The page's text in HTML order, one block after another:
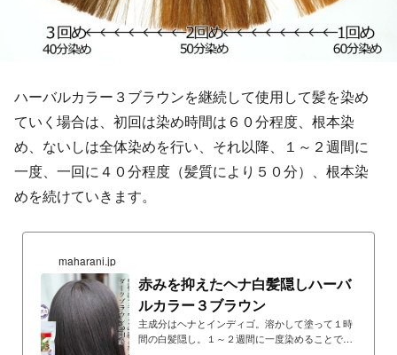
ハーバルカラー３ブラウンを継続して使用して髪を染め
ていく場合は、初回は染め時間は６０分程度、根本染
め、ないしは全体染めを行い、それ以降、１～２週間に
一度、一回に４０分程度（髪質により５０分）、根本染
めを続けていきます。
maharani.jp
赤みを抑えたヘナ白髪隠しハーバ
ルカラー３ブラウン
主成分はヘナとインディゴ。溶かして塗って１時
間の白髪隠し。１～２週間に一度染めることで美